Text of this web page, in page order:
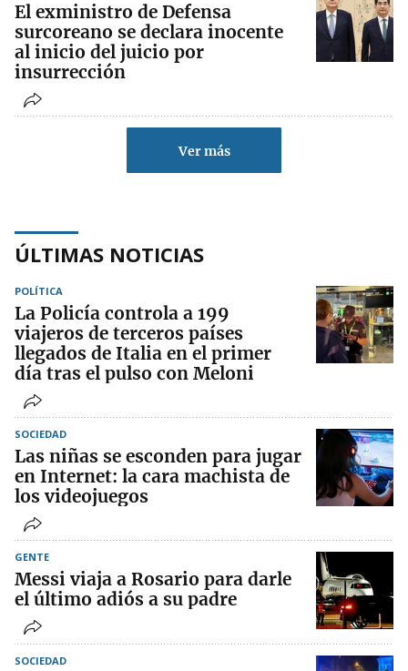
El exministro de Defensa
surcoreano se declara inocente
al inicio del juicio por
insurrección
Ver más
ÚLTIMAS NOTICIAS
POLÍTICA
La Policía controla a 199
viajeros de terceros países
llegados de Italia en el primer
día tras el pulso con Meloni
SOCIEDAD
Las niñas se esconden para jugar
en Internet: la cara machista de
los videojuegos
GENTE
Messi viaja a Rosario para darle
el último adiós a su padre
SOCIEDAD